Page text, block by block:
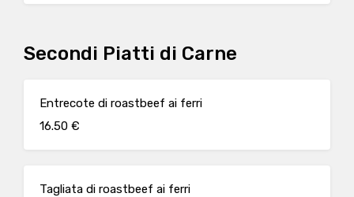
Secondi Piatti di Carne
Entrecote di roastbeef ai ferri
16.50 €
Tagliata di roastbeef ai ferri